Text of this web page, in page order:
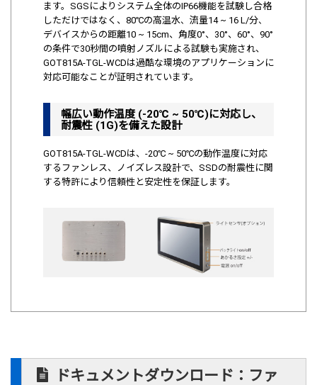
ます。SGSによりシステム全体のIP66機能を試験し合格
しただけではなく、80℃の高温水、流量14 ~ 16 L/分、
デバイスからの距離10 ~ 15cm、角度0°、30°、60°、90°
の条件で30秒間の噴射ノズルによる試験も実施され、
GOT815A-TGL-WCDは過酷な環境のアプリケーションに
対応可能なことが証明されています。
幅広い動作温度 (-20℃ ~ 50℃)に対応し、
耐震性 (1G)を備えた設計
GOT815A-TGL-WCDは、-20℃ ~ 50℃の動作温度に対応
するファンレス、ノイズレス設計で、SSDの耐震性に関
する特許により信頼性と安定性を保証します。
ドキュメントダウンロード：ファ